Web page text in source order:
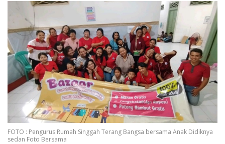
FOTO : Pengurus Rumah Singgah Terang Bangsa bersama Anak Didiknya
sedan Foto Bersama